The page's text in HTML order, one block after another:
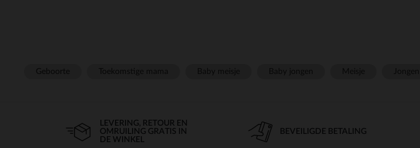
LEVERING, RETOUR EN
OMRUILING GRATIS IN
DE WINKEL
BEVEILIGDE BETALING